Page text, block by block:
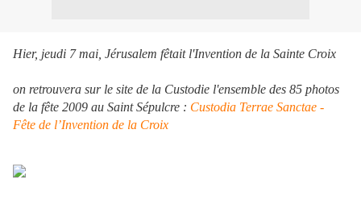
Hier, jeudi 7 mai, Jérusalem fêtait l'Invention de la Sainte Croix
on retrouvera sur le site de la Custodie l'ensemble des 85 photos
de la fête 2009 au Saint Sépulcre : Custodia Terrae Sanctae -
Fête de l’Invention de la Croix